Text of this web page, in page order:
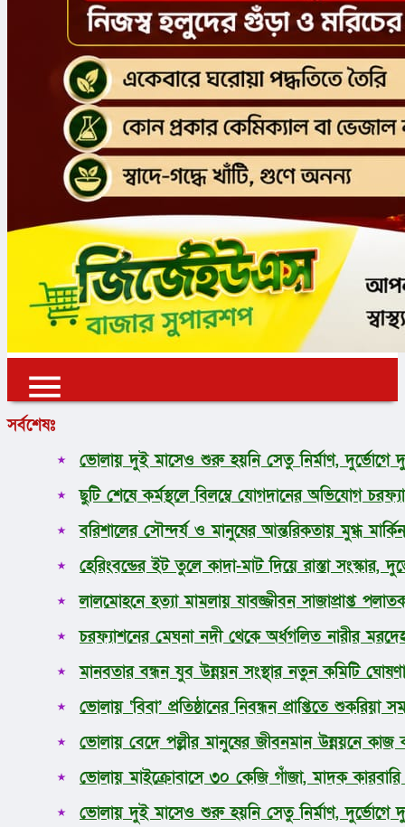
✕✕
প্রচ্ছদ
জাতীয়
আন্তর্জাতিক
অর্থনীতি
রাজনীতি
ধর্ম
লাইফস্টাইল
সোশ্যাল মিডিয়া
বিজ্ঞান ও প্রযুক্তি
সর্বশেষঃ
ভোলায় দুই মাসেও শুরু হয়নি সেতু নির্মাণ, দুর্ভোগে
ছুটি শেষে কর্মস্থলে বিলম্বে যোগদানের অভিযোগ
বরিশালের সৌন্দর্য ও মানুষের আন্তরিকতায় মুগ্ধ মার্কিন
হেরিংবন্ডের ইট তুলে কাদা-মাট দিয়ে রাস্তা সংস্কার,
লালমোহনে হত্যা মামলায় যাবজ্জীবন সাজাপ্রাপ্ত
চরফ্যাশনের মেঘনা নদী থেকে অর্ধগলিত নারীর
মানবতার বন্ধন যুব উন্নয়ন সংস্থার নতুন কমিটি ঘোষণা
ভোলায় ‘বিবা’ প্রতিষ্ঠানের নিবন্ধন প্রাপ্তিতে
ভোলায় বেদে পল্লীর মানুষের জীবনমান উন্নয়নে কাজ
ভোলায় মাইক্রোবাসে ৩০ কেজি গাঁজা, মাদক
ভোলায় দুই মাসেও শুরু হয়নি সেতু নির্মাণ, দুর্ভোগে